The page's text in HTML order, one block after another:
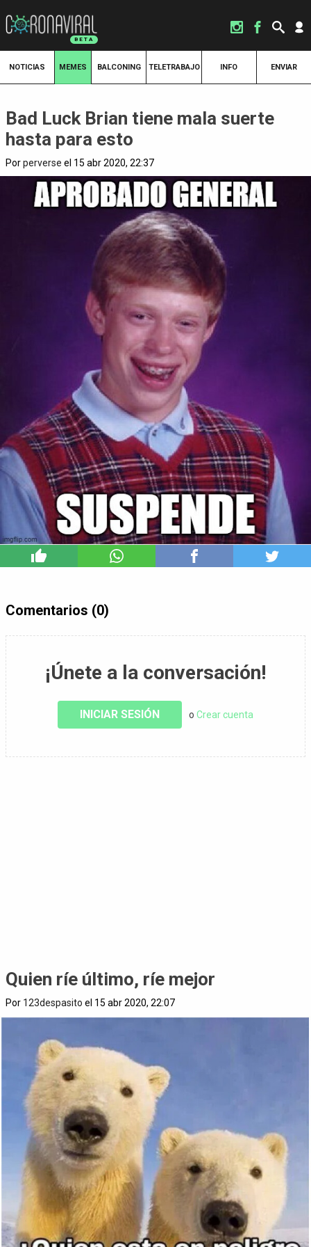
NOTICIAS MEMES BALCONING TELETRABAJO INFO ENVIAR
Bad Luck Brian tiene mala suerte
hasta para esto
Porperverse el 15 abr 2020, 22:37
Comentarios (0)
¡Únete a la conversación!
INICIAR SESIÓN o Crear cuenta
Quien ríe último, ríe mejor
Por 123despasito el 15 abr 2020, 22:07